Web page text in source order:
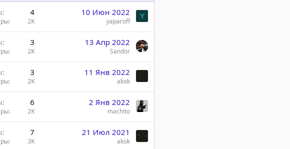
4
2K
10 Июн 2022
yaparoff
Y
3
2K
13 Апр 2022
Sandor
3
2K
11 Янв 2022
akok
6
2K
2 Янв 2022
machito
7
3K
21 Июл 2021
akok